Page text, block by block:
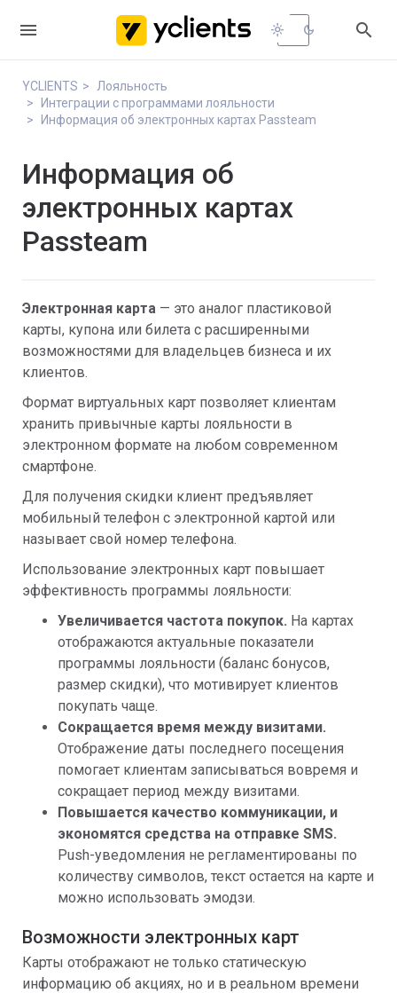
 light_mode dark_mode 
YCLIENTS
Лояльность
Интеграции с программами лояльности
Информация об электронных картах Passteam
Информация об
электронных картах
Passteam
Электронная карта — это аналог пластиковой
карты, купона или билета с расширенными
возможностями для владельцев бизнеса и их
клиентов.
Формат виртуальных карт позволяет клиентам
хранить привычные карты лояльности в
электронном формате на любом современном
смартфоне.
Для получения скидки клиент предъявляет
мобильный телефон с электронной картой или
называет свой номер телефона.
Использование электронных карт повышает
эффективность программы лояльности:
Увеличивается частота покупок. На картах
отображаются актуальные показатели
программы лояльности (баланс бонусов,
размер скидки), что мотивирует клиентов
покупать чаще.
Сокращается время между визитами.
Отображение даты последнего посещения
помогает клиентам записываться вовремя и
сокращает период между визитами.
Повышается качество коммуникации, и
экономятся средства на отправке SMS.
Push-уведомления не регламентированы по
количеству символов, текст остается на карте и
можно использовать эмодзи.
Возможности электронных карт
Карты отображают не только статическую
информацию об акциях, но и в реальном времени